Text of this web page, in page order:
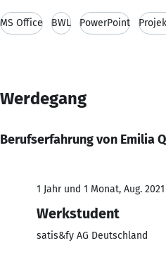
MS Office BWL PowerPoint
Werdegang
Berufserfahrung von Emilia
1 Jahr und 1 Monat, Aug.
Werkstudent
satis&fy AG Deutschland